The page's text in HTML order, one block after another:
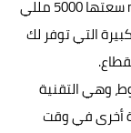
بطارية غير قابلة للإزالة non-removable سعتها 5000 مللي
التي توفر لك
تقنية الشحن السريع بقدرة 15 اوط، وهي التقنية
أخرى في وقت